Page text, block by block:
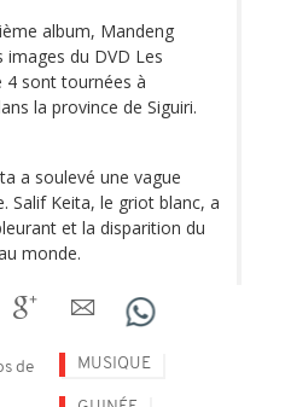
album, Mandeng
du DVD Les
4 sont tournées à
la province de Siguiri.
a soulevé une vague
Salif Keita, le griot blanc, a
et la disparition du
monde.
de MUSIQUE